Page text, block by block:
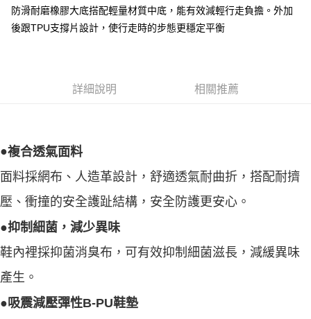
防滑耐磨橡膠大底搭配輕量材質中底，能有效減輕行走負擔。外加
後跟TPU支撐片設計，使行走時的步態更穩定平衡
詳細說明 相關推薦
●複合透氣面料
面料採網布、人造革設計，舒適透氣耐曲折，搭配耐擠
壓、衝撞的安全護趾結構，安全防護更安心。
●抑制細菌，減少異味
鞋內裡採抑菌消臭布，可有效抑制細菌滋長，減緩異味
產生。
●吸震減壓彈性B-PU鞋墊